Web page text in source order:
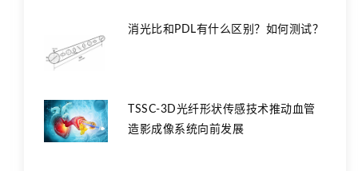
消光比和PDL有什么区别？如何测试？
TSSC-3D光纤形状传感技术推动血管
造影成像系统向前发展